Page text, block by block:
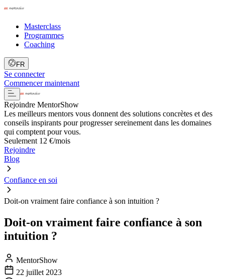
Masterclass
Programmes
Coaching
FR
Se connecter
Commencer maintenant
Rejoindre MentorShow
Les meilleurs mentors vous donnent des solutions concrètes et des
conseils inspirants pour progresser sereinement dans les domaines
qui comptent pour vous.
Seulement 12 €/mois
Rejoindre
Blog
Confiance en soi
Doit-on vraiment faire confiance à son intuition ?
Doit-on vraiment faire confiance à son
intuition ?
MentorShow
22 juillet 2023